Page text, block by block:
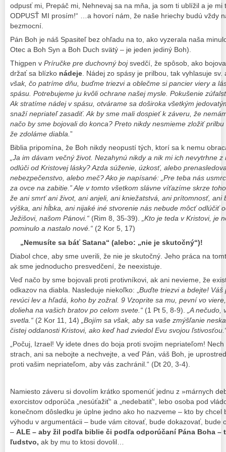
odpusť mi, Prepáč mi, Nehnevaj sa na mňa, ja som ti ublížil a je mi
ODPUSŤ MI prosím!“ …a hovorí nám, že naše hriechy budú vždy
bezmocní.
Pán Boh je náš Spasiteľ bez ohľadu na to, ako vyzerala naša
Otec a Boh Syn a Boh Duch svätý – je jeden jediný Boh).
Thigpen v Príručke pre duchovný bojsvedčí, že spôsob, ako
držať sa blízko nádeje. Nádej zo spásy je prilbou, tak vyhlasuje
však, čo patríme dňu, buďme triezvi a oblečme si pancier viery a
spásu. Potrebujeme ju kvôli ochrane našej mysle. Pokušenie
Ak stratíme nádej v spásu, otvárame sa doširoka všetkým
snaží nepriateľ zasadiť. Ak by sme mali dospieť k záveru, že
načo by sme bojovali do konca? Preto nikdy nesmieme zložiť
že zdoláme diabla.”
Biblia pripomína, že Boh nikdy neopustí tých, ktorí sa k nemu
„Ja im dávam večný život. Nezahynú nikdy a nik mi ich nevytrhne z
odlúči od Kristovej lásky? Azda súženie, úzkosť, alebo
nebezpečenstvo, alebo meč? Ako je napísané: „Pre teba nás
za ovce na zabitie.” Ale v tomto všetkom slávne víťazíme skrze
že ani smrť ani život, ani anjeli, ani kniežatstvá, ani prítomnosť, ani
výška, ani hĺbka, ani nijaké iné stvorenie nás nebude môcť odlúčiť
Ježišovi, našom Pánovi.“ (Rim 8, 35-39). „Kto je teda v Kristovi, je
pominulo a nastalo nové.“ (2 Kor 5, 17)
„Nemusíte sa báť Satana“ (alebo: „nie je skutočný“)!
Diabol chce, aby sme uverili, že nie je skutočný. Jeho práca na
ak sme jednoducho presvedčení, že neexistuje.
Veď načo by sme bojovali proti protivníkovi, ak ani nevieme, že
odkazov na diabla. Nasleduje niekoľko: „ Buďte triezvi a bdejte!
revúci lev a hľadá, koho by zožral. 9 Vzoprite sa mu, pevní vo
dolieha na vašich bratov po celom svete. “ (1 Pt 5, 8-9).
A nečudo,
svetla. “ (2 Kor 11, 14)
Bojím sa však, aby sa vaše zmýšľanie
čistej oddanosti Kristovi, ako keď had zviedol Evu svojou ľstivosťou.
„Počuj, Izrael! Vy idete dnes do boja proti svojim nepriateľom!
strach, ani sa nebojte a nechvejte, a veď Pán, váš Boh, je
proti vašim nepriateľom, aby vás zachránil.“ (Dt 20, 3-4).
Namiesto záveru si dovolím krátko spomenúť jednu z »márnych
exorcistov odporúča „nesúťažiť“ a „nedebatiť“, lebo osoba pod
konečnom dôsledku je úplne jedno ako ho nazveme – kto by chcel
výhodu v argumentácii – bude vám citovať, bude dokazovať, bude
– ALE – aby žil podľa biblie či podľa odporúčaní Pána Boha –
ľudstvo, ak by mu to ktosi dovolil…